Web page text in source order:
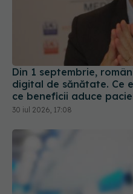
Din 1 septembrie,
digital de sănătate. Ce
ce beneficii aduce
30 iul 2026, 17:08